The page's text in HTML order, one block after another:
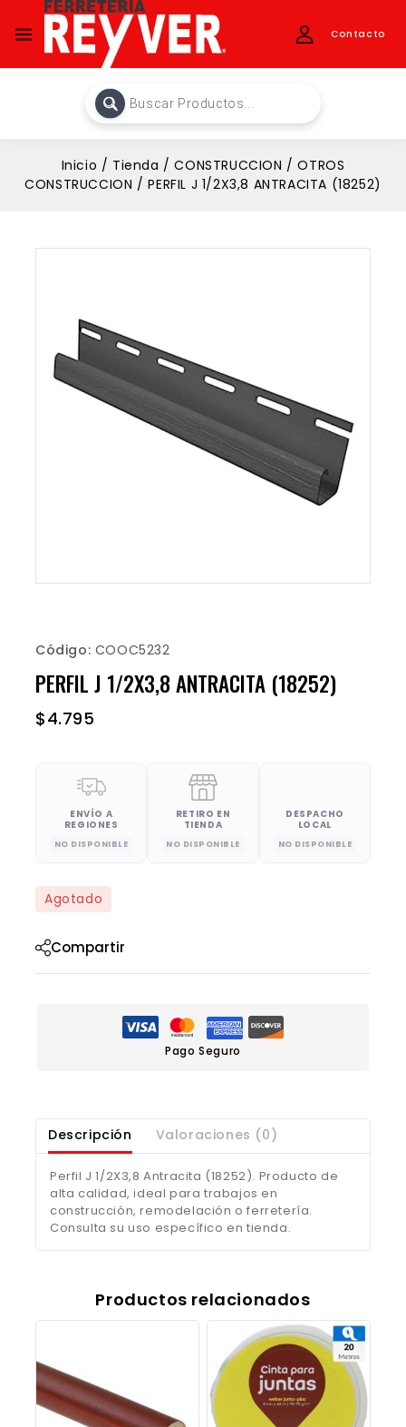
Contacto
Inicio / Tienda / CONSTRUCCION / OTROS
CONSTRUCCION / PERFIL J 1/2X3,8 ANTRACITA (18252)
Código: COOC5232
PERFIL J 1/2X3,8 ANTRACITA (18252)
$4.795
ENVÍO A
REGIONES
NO DISPONIBLE
RETIRO EN
TIENDA
NO DISPONIBLE
DESPACHO
LOCAL
NO DISPONIBLE
Agotado
Compartir
Pago Seguro
Descripción Valoraciones (0)
Perfil J 1/2X3,8 Antracita (18252). Producto de
alta calidad, ideal para trabajos en
construcción, remodelación o ferretería.
Consulta su uso específico en tienda.
Productos relacionados